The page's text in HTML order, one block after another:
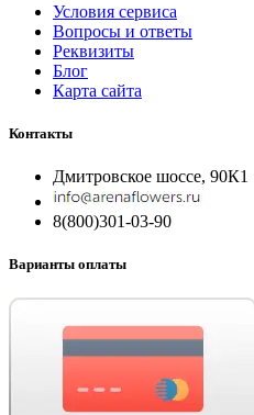
Условия сервиса
Вопросы и ответы
Реквизиты
Блог
Карта сайта
Контакты
Дмитровское шоссе, 90К1
8(800)301-03-90
Варианты оплаты